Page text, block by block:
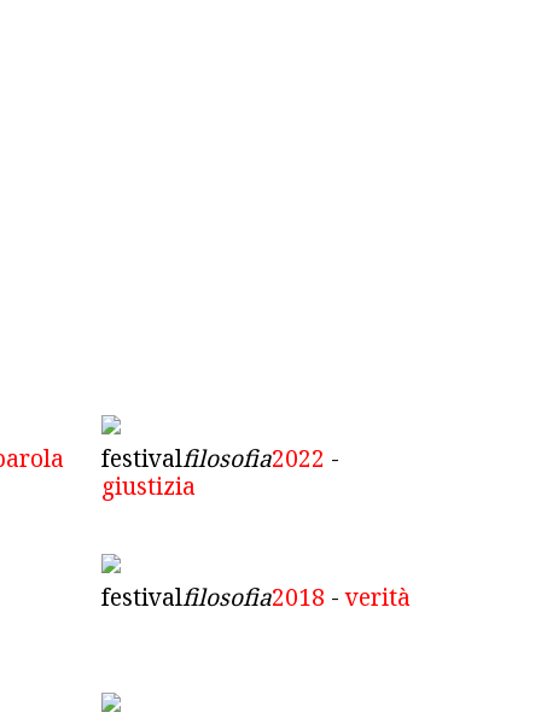
festivalfilosofia2022 -
giustizia
festivalfilosofia2018 -verità